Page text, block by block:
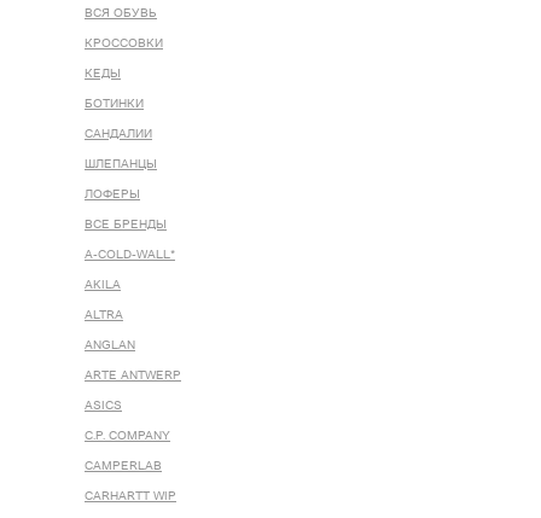
ВСЯ ОБУВЬ
КРОССОВКИ
КЕДЫ
БОТИНКИ
САНДАЛИИ
ШЛЕПАНЦЫ
ЛОФЕРЫ
ВСЕ БРЕНДЫ
A-COLD-WALL*
AKILA
ALTRA
ANGLAN
ARTE ANTWERP
ASICS
C.P. COMPANY
CAMPERLAB
CARHARTT WIP